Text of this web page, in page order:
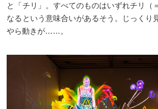
と「チリ」。すべてのものはいずれチリ（
なるという意味合いがあるそう。じっくり
やら動きが……。